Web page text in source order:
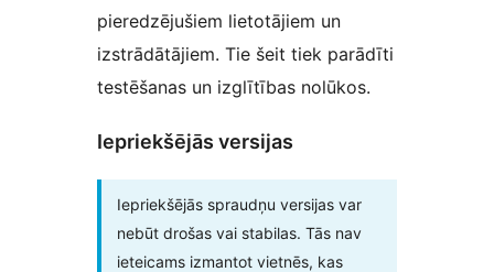
pieredzējušiem lietotājiem un
izstrādātājiem. Tie šeit tiek parādīti
testēšanas un izglītības nolūkos.
Iepriekšējās versijas
Iepriekšējās spraudņu versijas var
nebūt drošas vai stabilas. Tās nav
ieteicams izmantot vietnēs, kas